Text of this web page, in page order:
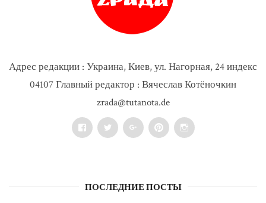
Адрес редакции : Украина, Киев, ул. Нагорная, 24 индекс
04107 Главный редактор : Вячеслав Котёночкин
zrada@tutanota.de
FacebookTwitter Google+PinterestInstagram
ПОСЛЕДНИЕ ПОСТЫ